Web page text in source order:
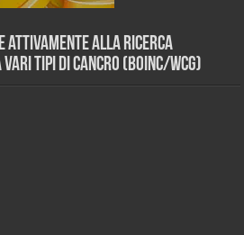
attivamente alla ricerca
tipi di Cancro (BOINC/WCG)